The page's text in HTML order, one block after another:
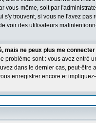
vous-même, soit par
s'y trouvent, si vous ne l'avez
voir des utilisateurs
mais ne peux plus me connecter
problème sont : vous avez entré
dans le dernier cas, peut-
enregistrer encore et